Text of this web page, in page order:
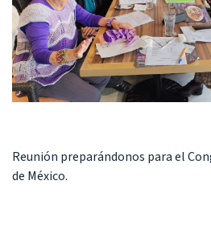
Reunión preparándonos para el
de México.